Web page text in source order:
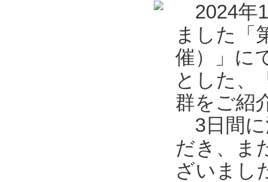
2024年1
ました「
催）」に
とした、
群をご紹
3日間に
だき、ま
ざいまし